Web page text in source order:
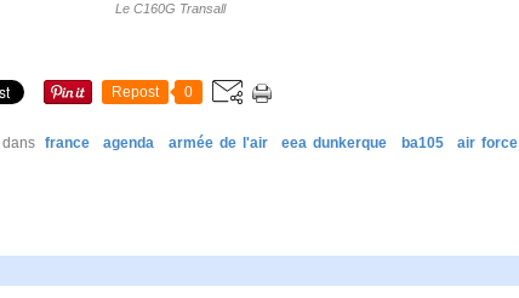
Le C160G Transall
Repost 0
dans france agenda armée de l'air eea dunkerque ba105
air force